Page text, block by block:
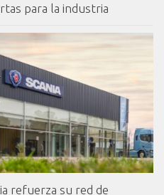
para la industria
refuerza su red de